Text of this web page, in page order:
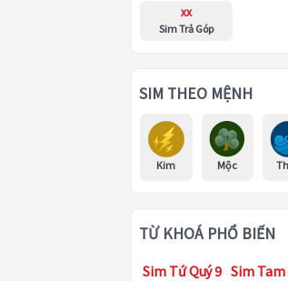
xx
Sim Trả Góp
SIM THEO MỆNH
Kim Mộc
TỪ KHOÁ PHỔ BIẾN
Sim Tứ Quý 9 Sim Tam